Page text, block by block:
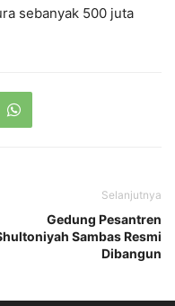
sebanyak 500 juta
Selanjutnya
Gedung Pesantren
Sambas Resmi
Dibangun